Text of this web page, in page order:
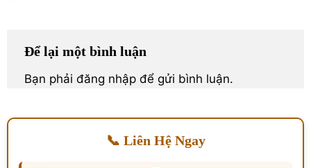
Để lại một bình luận
Bạn phải đăng nhập để gửi bình luận.
📞 Liên Hệ Ngay